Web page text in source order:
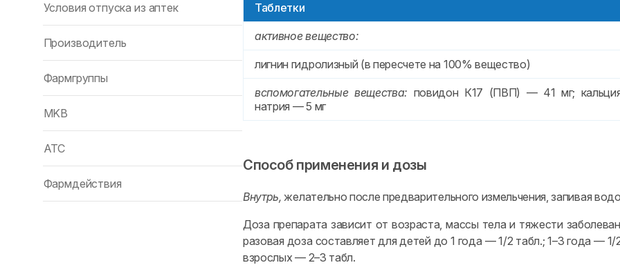
Условия отпуска из аптек
Производитель
Фармгруппы
MKB
ATC
Фармдействия
Таблетки
активное вещество:
лигнин гидролизный (в пересчете на 100% вещество)
вспомогательные вещества: повидон К17 (ПВП) — 41 мг;
натрия — 5 мг
Способ применения и дозы
Внутрь, желательно после предварительного измельчения, запивая
Доза препарата зависит от возраста, массы тела и тяжести
разовая доза составляет для детей до 1 года — 1/2 табл.; 1–3 года —
взрослых — 2–3 табл.